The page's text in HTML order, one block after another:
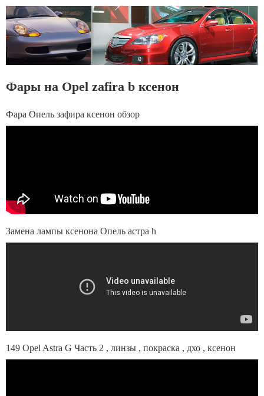
Фары на Opel zafira b ксенон
Фара Опель зафира ксенон обзор
Замена лампы ксенона Опель астра h
149 Opel Astra G Часть 2 , линзы , покраска , дхо , ксенон